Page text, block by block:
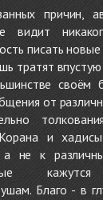
причин,
писать
тратят
своём
от
и
не к
кажутся
Благо - в